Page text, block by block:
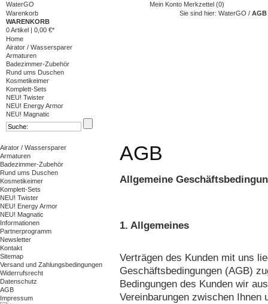
WaterGO Mein Konto Merkzettel (0)
Warenkorb
WARENKORB
0 Artikel | 0,00 €*
Home
Airator / Wassersparer
Armaturen
Badezimmer-Zubehör
Rund ums Duschen
Kosmetikeimer
Komplett-Sets
NEU! Twister
NEU! Energy Armor
NEU! Magnatic
Sie sind hier: WaterGO / AGB
Airator / Wassersparer
Armaturen
Badezimmer-Zubehör
Rund ums Duschen
Kosmetikeimer
Komplett-Sets
NEU! Twister
NEU! Energy Armor
NEU! Magnatic
Informationen
Partnerprogramm
Newsletter
Kontakt
Sitemap
Versand und Zahlungsbedingungen
Widerrufsrecht
Datenschutz
AGB
Impressum
AGB
Allgemeine
1. Allgemeines
Verträgen des Kunden mit uns
Geschäftsbedingungen (AGB)
Bedingungen des Kunden wir
Vereinbarungen zwischen Ihnen